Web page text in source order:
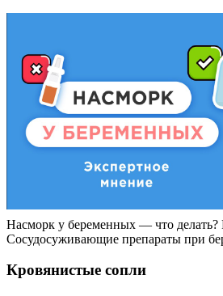
Насморк у беременных — что
Сосудосуживающие препараты при
Кровянистые сопли